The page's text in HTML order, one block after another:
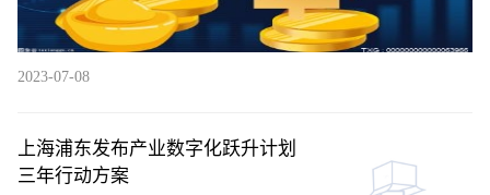
2023-07-08
上海浦东发布产业数字化跃升计划
三年行动方案